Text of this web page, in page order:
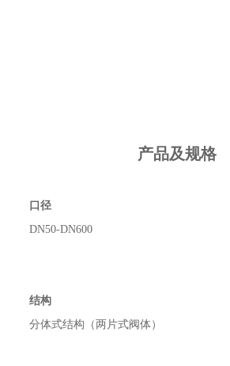
产品及规格
口径
DN50-DN600
结构
分体式结构（两片式阀体）